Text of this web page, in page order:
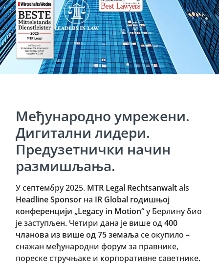
Meђународно умрежени.
Дигитални лидери.
Предузетнички начин
размишљања.
У септембру 2025. MTR Legal Rechtsanwaltals
Headline Sponsor на IR Global годишњој
конференцији „Legacy in Motion“у Берлину био
је заступљен. Четири дана је више од400
чланова из више од 75 земаља се окупило –
снажан међународни форум за правнике,
пореске стручњаке и корпоративне саветнике.